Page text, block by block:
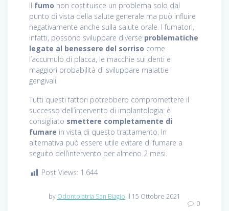
Il fumo non costituisce un problema solo dal
punto di vista della salute generale ma può influire
negativamente anche sulla salute orale. I fumatori,
infatti, possono sviluppare diverse problematiche
legate al benessere del sorriso come
l’accumulo di placca, le macchie sui denti e
maggiori probabilità di sviluppare malattie
gengivali.
Tutti questi fattori potrebbero compromettere il
successo dell’intervento di implantologia: è
consigliato smettere completamente di
fumare in vista di questo trattamento. In
alternativa può essere utile evitare di fumare a
seguito dell’intervento per almeno 2 mesi.
Post Views: 1.644
by Odontoiatria San Biagio il 15 Ottobre 2021
0